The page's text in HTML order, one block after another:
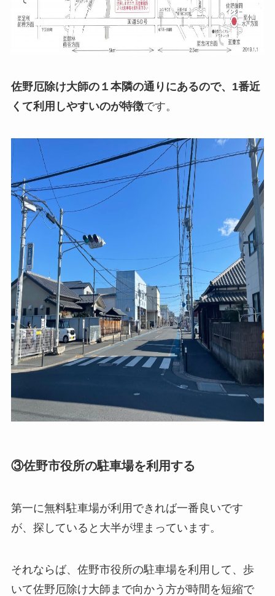
佐野厄除け大師の１本隣の通りにあるので、1番近
くて利用しやすいのが特徴です。
③佐野市役所の駐車場を利用する
第一に無料駐車場が利用できれば一番良いです
が、探していると大半が埋まっています。
それならば、佐野市役所の駐車場を利用して、歩
いて佐野厄除け大師まで向かう方が時間を短縮で